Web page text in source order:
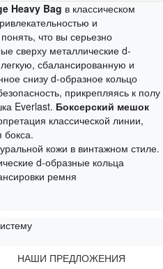
Heavy Bag в классическом
и
что вы серьезно
сверху металлические d-
сбалансированную и
снизу d-образное кольцо
прикрепляясь к полу
Everlast. Боксерский мешок
классической линии,
бокса.
кожи в винтажном стиле.
d-образные кольца
ремня
НАШИ ПРЕДЛОЖЕНИЯ